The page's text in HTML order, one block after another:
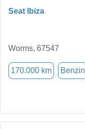
Seat Ibiza
Worms, 67547
170.000 km Benzin